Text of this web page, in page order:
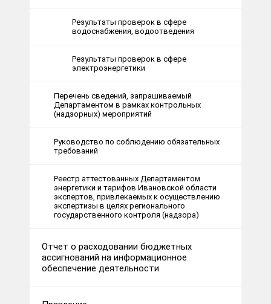
Результаты проверок в сфере
водоснабжения, водоотведения
Результаты проверок в сфере
электроэнергетики
Перечень сведений, запрашиваемый
Департаментом в рамках контрольных
(надзорных) мероприятий
Руководство по соблюдению обязательных
требований
Реестр аттестованных Департаментом
энергетики и тарифов Ивановской области
экспертов, привлекаемых к осуществлению
экспертизы в целях регионального
государственного контроля (надзора)
Отчет о расходовании бюджетных
ассигнований на информационное
обеспечение деятельности